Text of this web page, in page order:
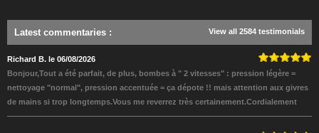
Latest commentaries : View all 2584 testimonials
Richard B. le 06/08/2026
Bonjour,Tout a été parfait, de plus, bombes à " 2 vitesses" : pression légère =
nettoyage "normal", pression accentuée = ça dépote !! mais attention aux givres
de mains si trop longtemps.Vous me reverrez très certainement.Cordialement